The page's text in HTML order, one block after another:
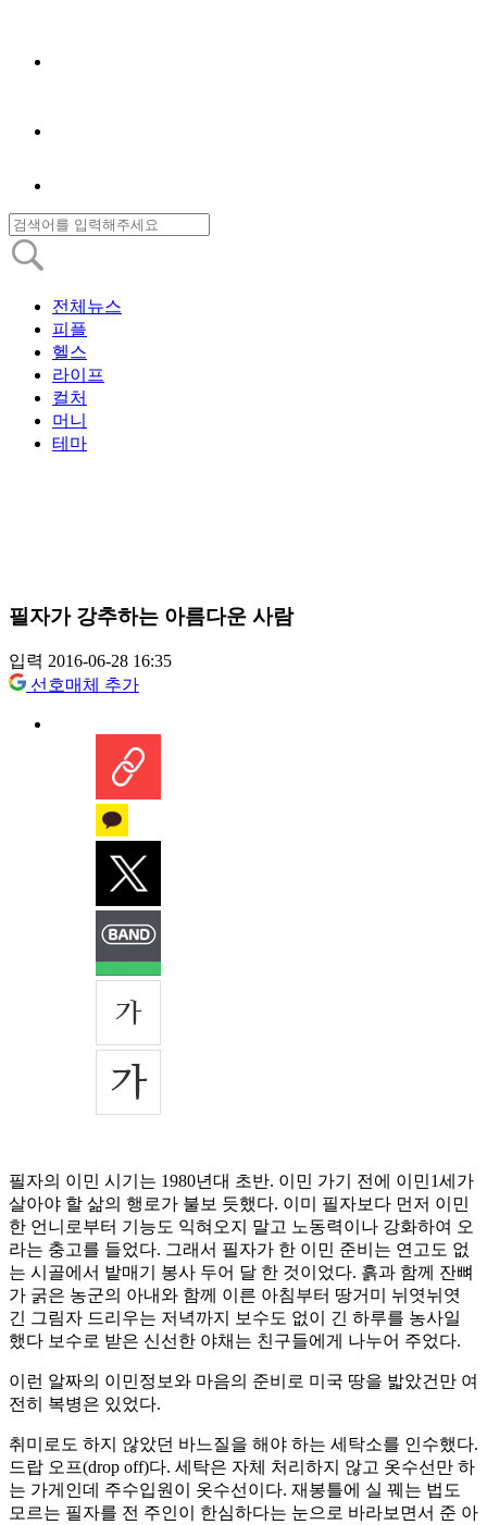
전체뉴스
피플
헬스
라이프
컬처
머니
테마
필자가 강추하는 아름다운 사람
입력 2016-06-28 16:35
선호매체 추가
필자의 이민 시기는 1980년대 초반. 이민 가기 전에 이민1세가
살아야 할 삶의 행로가 불보 듯했다. 이미 필자보다 먼저 이민
한 언니로부터 기능도 익혀오지 말고 노동력이나 강화하여 오
라는 충고를 들었다. 그래서 필자가 한 이민 준비는 연고도 없
는 시골에서 밭매기 봉사 두어 달 한 것이었다. 흙과 함께 잔뼈
가 굵은 농군의 아내와 함께 이른 아침부터 땅거미 뉘엿뉘엿
긴 그림자 드리우는 저녁까지 보수도 없이 긴 하루를 농사일
했다 보수로 받은 신선한 야채는 친구들에게 나누어 주었다.
이런 알짜의 이민정보와 마음의 준비로 미국 땅을 밟았건만 여
전히 복병은 있었다.
취미로도 하지 않았던 바느질을 해야 하는 세탁소를 인수했다.
드랍 오프(drop off)다. 세탁은 자체 처리하지 않고 옷수선만 하
는 가게인데 주수입원이 옷수선이다. 재봉틀에 실 꿰는 법도
모르는 필자를 전 주인이 한심하다는 눈으로 바라보면서 준 아